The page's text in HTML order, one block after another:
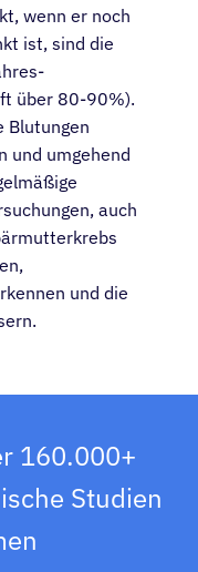
wenn er noch
ist, sind die
über 80-90%).
Blutungen
und umgehend
auch
und die
160.000+
Studien